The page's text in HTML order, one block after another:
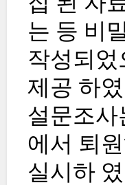
는 등 비
작성되었
제공 하
설문조사
에서 퇴
실시하